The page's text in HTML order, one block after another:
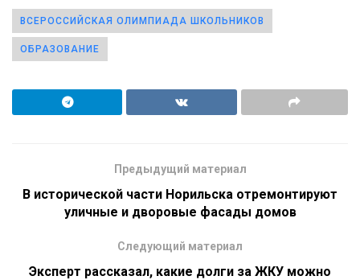
ВСЕРОССИЙСКАЯ ОЛИМПИАДА ШКОЛЬНИКОВ
ОБРАЗОВАНИЕ
Предыдущий материал
В исторической части Норильска отремонтируют
уличные и дворовые фасады домов
Следующий материал
Эксперт рассказал, какие долги за ЖКУ можно